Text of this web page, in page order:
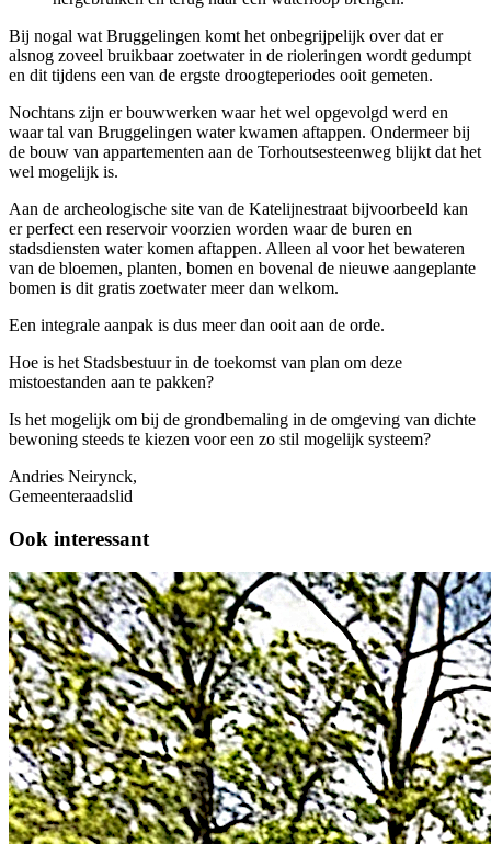
Bij nogal wat Bruggelingen komt het onbegrijpelijk over dat er
alsnog zoveel bruikbaar zoetwater in de rioleringen wordt gedumpt
en dit tijdens een van de ergste droogteperiodes ooit gemeten.
Nochtans zijn er bouwwerken waar het wel opgevolgd werd en
waar tal van Bruggelingen water kwamen aftappen. Ondermeer bij
de bouw van appartementen aan de Torhoutsesteenweg blijkt dat het
wel mogelijk is.
Aan de archeologische site van de Katelijnestraat bijvoorbeeld kan
er perfect een reservoir voorzien worden waar de buren en
stadsdiensten water komen aftappen. Alleen al voor het bewateren
van de bloemen, planten, bomen en bovenal de nieuwe aangeplante
bomen is dit gratis zoetwater meer dan welkom.
Een integrale aanpak is dus meer dan ooit aan de orde.
Hoe is het Stadsbestuur in de toekomst van plan om deze
mistoestanden aan te pakken?
Is het mogelijk om bij de grondbemaling in de omgeving van dichte
bewoning steeds te kiezen voor een zo stil mogelijk systeem?
Andries Neirynck,
Gemeenteraadslid
Ook interessant